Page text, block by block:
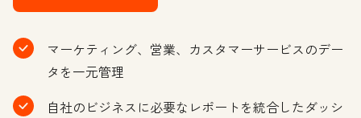
マーケティング、営業、カスタマーサービスのデー
タを一元管理
自社のビジネスに必要なレポートを統合したダッシ